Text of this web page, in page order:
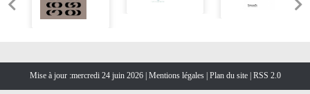
Mise à jour :mercredi 24 juin 2026 | Mentions légales | Plan du site |RSS 2.0